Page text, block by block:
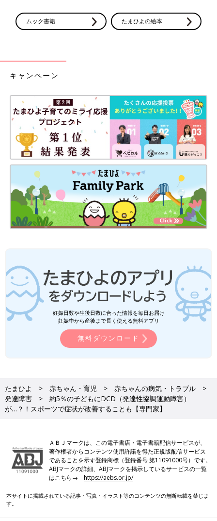
の第一人者である、お茶の水女子大学名誉教授
で小児科医の榊原洋一先生に聞きました。チェ
には上達を求めすぎず、子どもが楽しめるようなかかわりや工夫
をすることが大切です。
ムック書籍 たまひよの絵本
キャンペーン
妊娠日数や生後日数に合った情報を毎日お届け
妊娠中から産後まで長く使える無料アプリ
無料ダウンロード
たまひよ 赤ちゃん・育児
赤ちゃんの病気・トラブル
発達障害
約5％の子どもにDCD（発達性協調運動障害）
が…？！スポーツで症状が改善することも【専門家】
ＡＢＪマークは、この電子書店・電子書籍配信サービスが、
著作権者からコンテンツ使用許諾を得た正規版配信サービス
であることを示す登録商標（登録番号 第11091000号）です。
ABJマークの詳細、ABJマークを掲示しているサービスの一覧
はこちら→https://aebs.or.jp/
本サイトに掲載されている記事・写真・イラスト等のコンテンツの無断転載を禁じま
す。